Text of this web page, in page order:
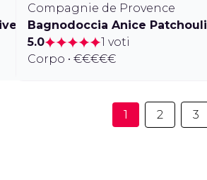
Wood
Compagnie de Provence
Bagnodoccia Anice Patchouli
5.0
1 voti
Corpo • €€€€€
1 2 3